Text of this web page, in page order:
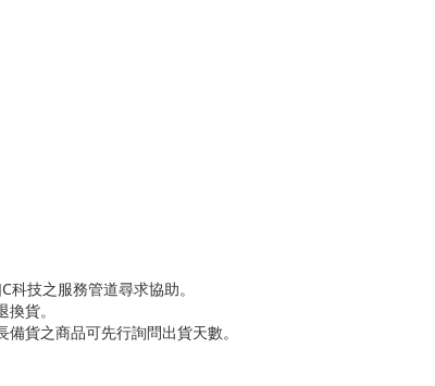
技之服務管道尋求協助。
貨。
貨之商品可先行詢問出貨天數。